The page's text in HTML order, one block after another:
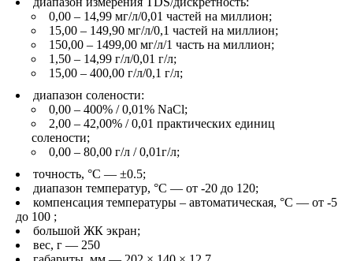
0,00 – 14,99 мг/л/0,01 частей на миллион;
15,00 – 149,90 мг/л/0,1 частей на миллион;
150,00 – 1499,00 мг/л/1 часть на миллион;
1,50 – 14,99 г/л/0,01 г/л;
15,00 – 400,00 г/л/0,1 г/л;
диапазон солености:
0,00 – 400% / 0,01% NaCl;
2,00 – 42,00% / 0,01 практических единиц
солености;
0,00 – 80,00 г/л / 0,01г/л;
точность, °С — ±0.5;
диапазон температур, °С — от -20 до 120;
компенсация температуры – автоматическая, °C — от -5
до 100 ;
большой ЖК экран;
вес, г — 250